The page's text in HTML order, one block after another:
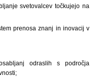
svetovalcev točkujejo na
prenosa znanj in inovacij v
odraslih s področja